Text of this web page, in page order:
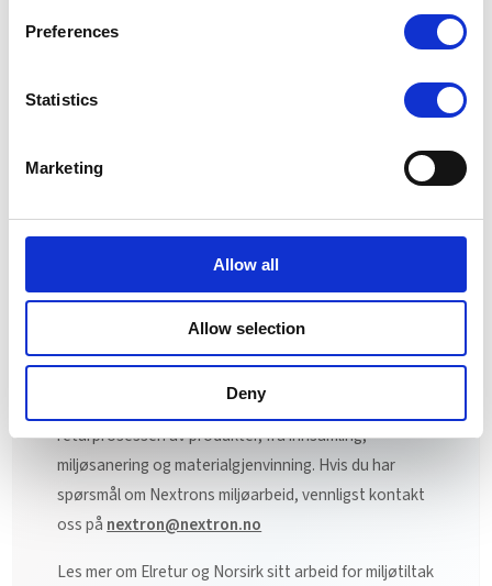
Preferences
Statistics
Marketing
Allow all
Allow selection
Deny
Stadig mer effektive strømforsyninger. Helt opp i
95% effektivitet sørger for at minimalt med energi
Ønsker du å lese mer om Supermicros «Green
https://www.supermicro.com/about/greencomputi
gjenvinningsystem, og er ansvarlig for den totale
returprosessen av produkter, fra innsamling,
miljøsanering og materialgjenvinning. Hvis du har
spørsmål om Nextrons miljøarbeid, vennligst kontakt
oss på nextron@nextron.no
Les mer om Elretur og Norsirk sitt arbeid for miljøtiltak